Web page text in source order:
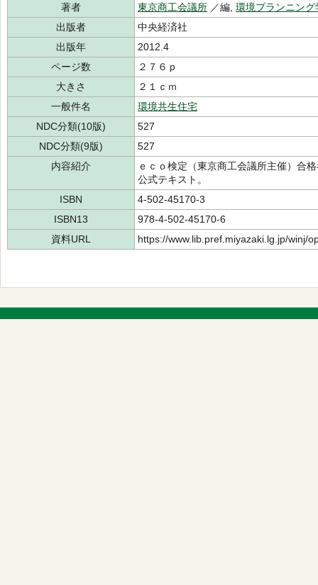
著者
東京商工会議所 ／編, 環境プランニング
出版者
中央経済社
出版年
2012.4
ページ数
２７６ｐ
大きさ
２１ｃｍ
一般件名
環境共生住宅
NDC分類(10版)
527
NDC分類(9版)
527
内容紹介
ｅｃｏ検定（東京商工会議所主催）合
公式テキスト。
ISBN
4-502-45170-3
ISBN13
978-4-502-45170-6
資料URL
https://www.lib.pref.miyazaki.lg.jp/winj/